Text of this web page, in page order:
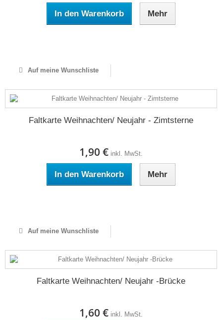
In den Warenkorb Mehr
Auf meine Wunschliste
Faltkarte Weihnachten/ Neujahr - Zimtsterne
1,90 € inkl. MwSt.
In den Warenkorb Mehr
Auf meine Wunschliste
Faltkarte Weihnachten/ Neujahr -Brücke
1,60 € inkl. MwSt.